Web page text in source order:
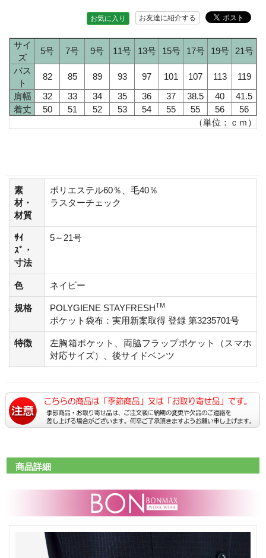
お友達に紹介する
お気に入り
サイ
ズ
5号 7号 9号 11号 13号 15号 17号 19号
21号
バス
ト
82 85 89 93 97 101 107 113
119
肩幅
32 33 34 35 36 37 38.5 40
41.5
着丈
50 51 52 53 54 55 55 56
56
（単位：ｃｍ）
素
材・
材質
ポリエステル60％、毛40％
ラスターチェック
ｻｲ
ｽﾞ・
寸法
5～21号
色 ネイビー
規格 POLYGIENE STAYFRESHTM
ポケット袋布：実用新案取得 登録 第3235701号
特徴
左胸箱ポケット、両脇フラップポケット（スマホ
対応サイズ）、後サイドベンツ
商品詳細